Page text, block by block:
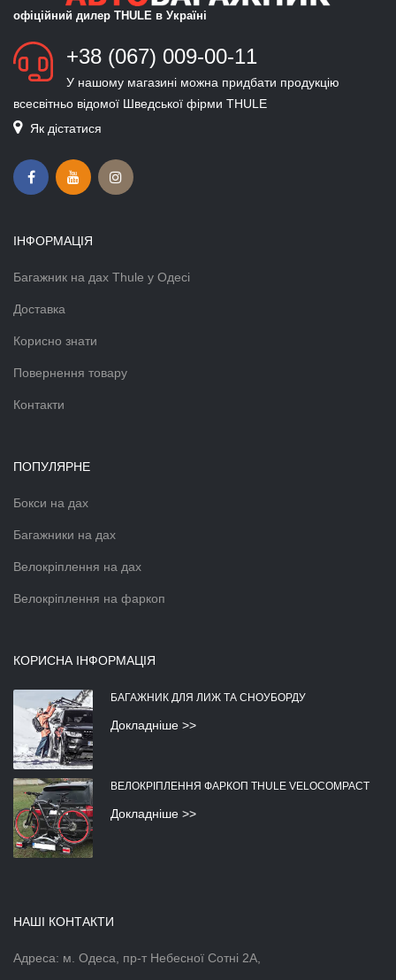
офіційний дилер THULE в Україні
+38 (067) 009-00-11
У нашому магазині можна придбати продукцію
всесвітньо відомої Шведської фірми THULE
Як дістатися
ІНФОРМАЦІЯ
Багажник на дах Thule у Одесі
Доставка
Корисно знати
Повернення товару
Контакти
ПОПУЛЯРНЕ
Бокси на дах
Багажники на дах
Велокріплення на дах
Велокріплення на фаркоп
КОРИСНА ІНФОРМАЦІЯ
БАГАЖНИК ДЛЯ ЛИЖ ТА СНОУБОРДУ
Докладніше >>
ВЕЛОКРІПЛЕННЯ ФАРКОП THULE VELOCOMPACT
Докладніше >>
НАШІ КОНТАКТИ
Адреса: м. Одеса, пр-т Небесної Сотні 2А,